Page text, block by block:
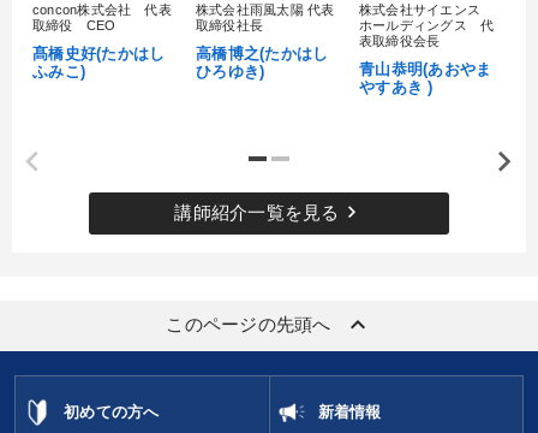
concon株式会社 代表
取締役 CEO
髙橋史好(たかはし
ふみこ)
株式会社雨風太陽 代表
取締役社長
高橋博之(たかはし
ひろゆき)
株式会社サイエンス
ホールディングス 代
表取締役会長
青山恭明(あおやま
やすあき )
講師紹介一覧を見る keyboard_arrow_right
このページの先頭へ keyboard_arrow_up
初めての方へ 新着情報